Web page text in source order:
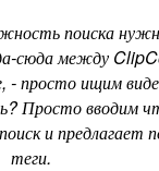
поиска
сюда между
- просто ищим
Просто вводим
и предлагает
теги.